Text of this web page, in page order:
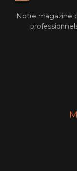
Notre magazine